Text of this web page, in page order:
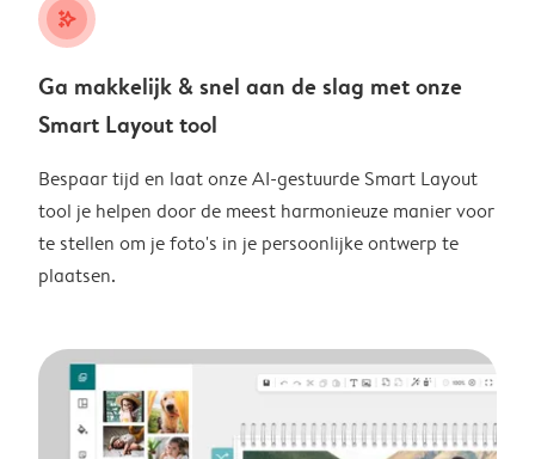
stars_plus
Ga makkelijk & snel aan de slag met onze
Smart Layout tool
Bespaar tijd en laat onze AI-gestuurde Smart Layout
tool je helpen door de meest harmonieuze manier voor
te stellen om je foto's in je persoonlijke ontwerp te
plaatsen.